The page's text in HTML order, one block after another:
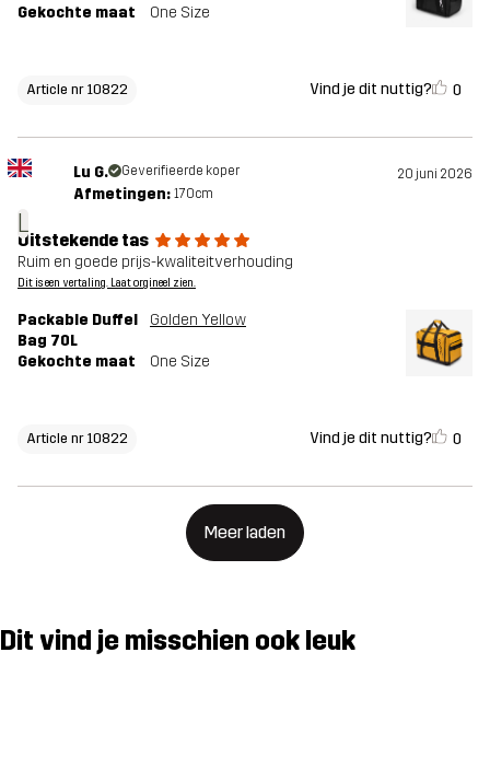
Gekochte maat One Size
Article nr 10822 Vind je dit nuttig? 0
L
Lu G. Geverifieerde koper 20 juni 2026
Afmetingen: 170cm
Uitstekende tas
Ruim en goede prijs-kwaliteitverhouding
Dit is een vertaling. Laat orgineel zien.
Packable Duffel
Bag 70L
Golden Yellow
Gekochte maat One Size
Article nr 10822 Vind je dit nuttig? 0
Meer laden
Dit vind je misschien ook leuk